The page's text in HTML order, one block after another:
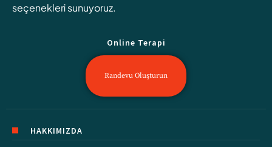
seçenekleri sunuyoruz.
Online Terapi
Randevu Oluşturun
HAKKIMIZDA